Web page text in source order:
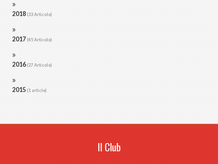
2018 (33 Articolo)
2017 (45 Articolo)
2016(27 Articolo)
2015 (1 article)
Il Club